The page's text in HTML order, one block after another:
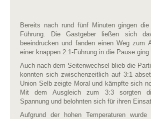
Bereits nach rund fünf Minuten gingen die
Führung. Die Gastgeber ließen sich
beeindrucken und fanden einen Weg zum
einer knappen 2:1-Führung in die Pause ging
Auch nach dem Seitenwechsel blieb die
konnten sich zwischenzeitlich auf 3:1
Union Selb zeigte Moral und kämpfte sich
Mit dem Ausgleich zum 3:3 sorgten
Spannung und belohnten sich für ihren
Aufgrund der hohen Temperaturen